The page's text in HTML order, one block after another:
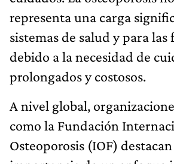
representa una carga
sistemas de salud y para las
debido a la necesidad de
prolongados y costosos.
A nivel global,
como la Fundación
Osteoporosis (IOF)